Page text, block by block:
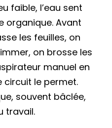
faible, l’eau sent
organique. Avant
les feuilles, on
on brosse les
manuel en
circuit le permet.
souvent bâclée,
travail.